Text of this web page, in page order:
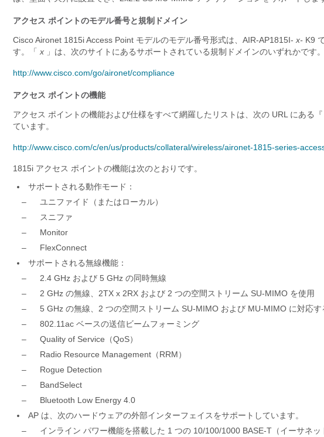
アクセス ポイントのモデル番号と規制ドメイン
Cisco Aironet 1815i Access Point モデルのモデル番号形式は、AIR-AP1815I- x- K9
す。「 x 」は、次のサイトにあるサポートされている規制ドメインのいずれかです。
http://www.cisco.com/go/aironet/compliance
アクセス ポイントの機能
アクセス ポイントの機能および仕様をすべて網羅したリストは、次の URL にある『
ています。
http://www.cisco.com/c/en/us/products/collateral/wireless/aironet-1815-series-
1815i アクセス ポイントの機能は次のとおりです。
サポートされる動作モード：
–
ユニファイド（またはローカル）
–
スニファ
–
Monitor
–
FlexConnect
サポートされる無線機能：
–
2.4 GHz および 5 GHz の同時無線
–
2 GHz の無線、2TX x 2RX および 2 つの空間ストリーム SU-MIMO を使用
–
5 GHz の無線、2 つの空間ストリーム SU-MIMO および MU-MIMO に対応
–
802.11ac ベースの送信ビームフォーミング
–
Quality of Service（QoS）
–
Radio Resource Management（RRM）
–
Rogue Detection
–
BandSelect
–
Bluetooth Low Energy 4.0
AP は、次のハードウェアの外部インターフェイスをサポートしています。
–
インライン パワー機能を搭載した 1 つの 10/100/1000 BASE-T（イーサネ